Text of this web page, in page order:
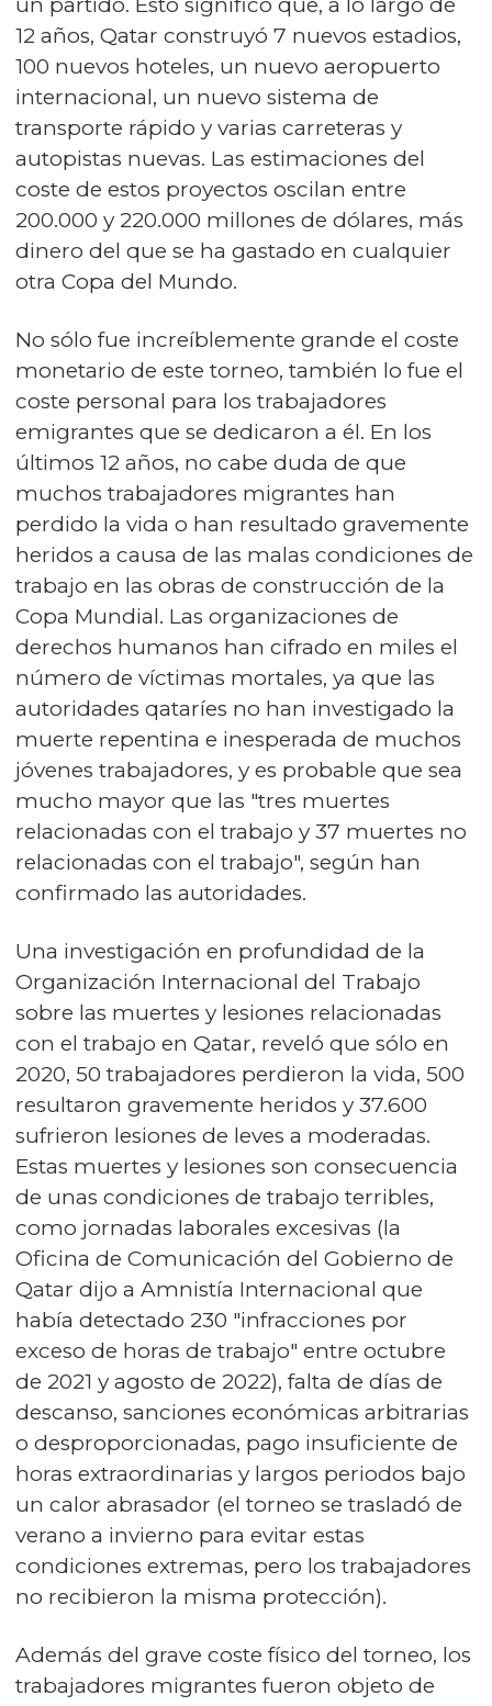
12 años, Qatar construyó 7 nuevos estadios,
100 nuevos hoteles, un nuevo aeropuerto
internacional, un nuevo sistema de
transporte rápido y varias carreteras y
autopistas nuevas. Las estimaciones del
coste de estos proyectos oscilan entre
200.000 y 220.000 millones de dólares, más
dinero del que se ha gastado en cualquier
otra Copa del Mundo.
No sólo fue increíblemente grande el coste
monetario de este torneo, también lo fue el
coste personal para los trabajadores
emigrantes que se dedicaron a él. En los
últimos 12 años, no cabe duda de que
muchos trabajadores migrantes han
perdido la vida o han resultado gravemente
heridos a causa de las malas condiciones de
trabajo en las obras de construcción de la
Copa Mundial. Las organizaciones de
derechos humanos han cifrado en miles el
número de víctimas mortales, ya que las
autoridades qataríes no han investigado la
muerte repentina e inesperada de muchos
jóvenes trabajadores, y es probable que sea
mucho mayor que las "tres muertes
relacionadas con el trabajo y 37 muertes no
relacionadas con el trabajo", según han
confirmado las autoridades.
Una investigación en profundidad de la
Organización Internacional del Trabajo
sobre las muertes y lesiones relacionadas
con el trabajo en Qatar, reveló que sólo en
2020, 50 trabajadores perdieron la vida, 500
resultaron gravemente heridos y 37.600
sufrieron lesiones de leves a moderadas.
Estas muertes y lesiones son consecuencia
de unas condiciones de trabajo terribles,
como jornadas laborales excesivas (la
Oficina de Comunicación del Gobierno de
Qatar dijo a Amnistía Internacional que
había detectado 230 "infracciones por
exceso de horas de trabajo" entre octubre
de 2021 y agosto de 2022), falta de días de
descanso, sanciones económicas arbitrarias
o desproporcionadas, pago insuficiente de
horas extraordinarias y largos periodos bajo
un calor abrasador (el torneo se trasladó de
verano a invierno para evitar estas
condiciones extremas, pero los trabajadores
no recibieron la misma protección).
Además del grave coste físico del torneo, los
trabajadores migrantes fueron objeto de